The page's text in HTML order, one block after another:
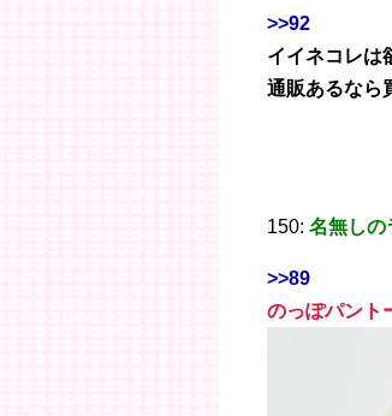
>>92
イイネコレは
通販あるなら
150: 名無しの
>>89
のっぽパント